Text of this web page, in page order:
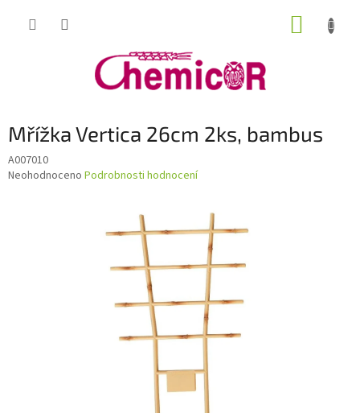
Mřížka Vertica 26cm 2ks, bambus
A007010
Průměrné
Neohodnoceno Podrobnosti hodnocení